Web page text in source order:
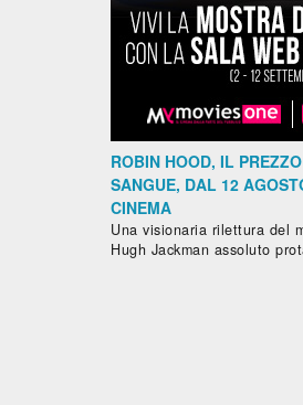
Drammatico
- Brasile,
Messico,
Cile, 2025,
85'
IL
SENTIERO
AZZURRO
-
2024,
LA
GAZZA
ROBIN HOOD, IL
SANGUE, DAL 12
CINEMA
Una visionaria rilettura del
Hugh Jackman assoluto